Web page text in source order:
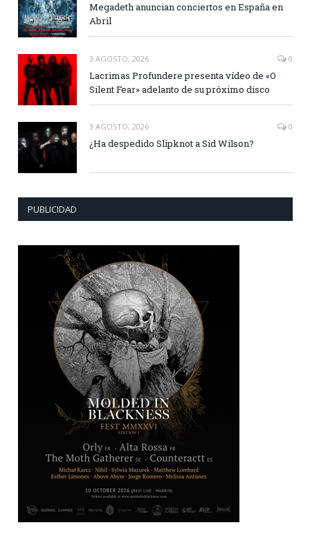
Megadeth anuncian conciertos en España en
Abril
3 AGOSTO, 2026 0
Lacrimas Profundere presenta vídeo de «O
Silent Fear» adelanto de su próximo disco
3 AGOSTO, 2026 0
¿Ha despedido Slipknot a Sid Wilson?
PUBLICIDAD